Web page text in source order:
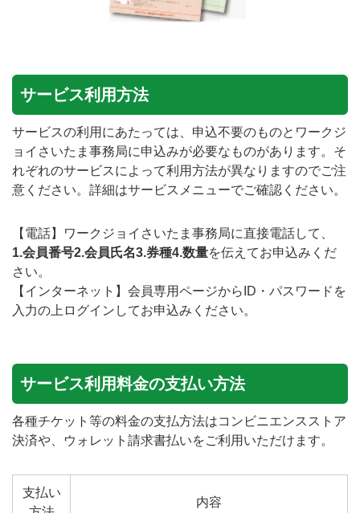
サービス利用方法
サービスの利用にあたっては、申込不要のものとワークジ
ョイさいたま事務局に申込みが必要なものがあります。そ
れぞれのサービスによって利用方法が異なりますのでご注
意ください。詳細はサービスメニューでご確認ください。
【電話】ワークジョイさいたま事務局に直接電話して、
1.会員番号2.会員氏名3.券種4.数量を伝えてお申込みくだ
さい。
【インターネット】会員専用ページからID・パスワードを
入力の上ログインしてお申込みください。
サービス利用料金の支払い方法
各種チケット等の料金の支払方法はコンビニエンスストア
決済や、ウォレット請求書払いをご利用いただけます。
支払い
内容